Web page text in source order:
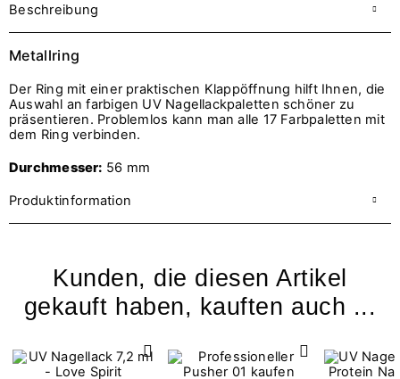
Beschreibung
Metallring
Der Ring mit einer praktischen Klappöffnung hilft Ihnen, die
Auswahl an farbigen UV Nagellackpaletten schöner zu
präsentieren. Problemlos kann man alle 17 Farbpaletten mit
dem Ring verbinden.
Durchmesser: 56 mm
Produktinformation
Kunden, die diesen Artikel
gekauft haben, kauften auch ...